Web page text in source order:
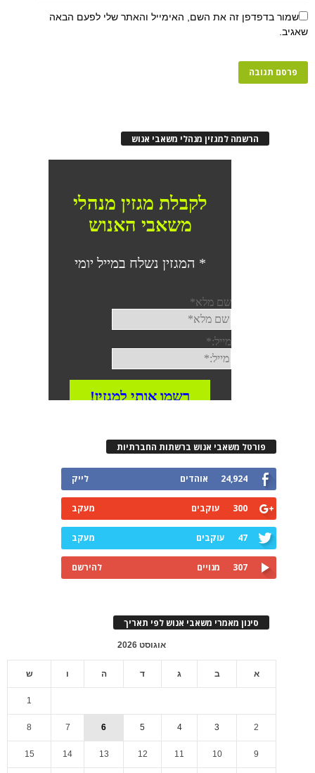
שמור בדפדפן זה את השם, האימייל והאתר שלי לפעם הבאה
שאגיב.
הרשמה למגזין מנהלי משאבי אנוש
פורטל משאבי אנוש ברשתות החברתיות
24,924 אוהדים לייק
300 עוקבים מעקב
47 עוקבים מעקב
307 מנויים להירשם
סינון מאמרי משאבי אנוש לפי תאריך
אוגוסט 2026
א ב ג ד ה ו ש
1
2
3
4
5
6
7
8
9
10
11
12
13
14
15